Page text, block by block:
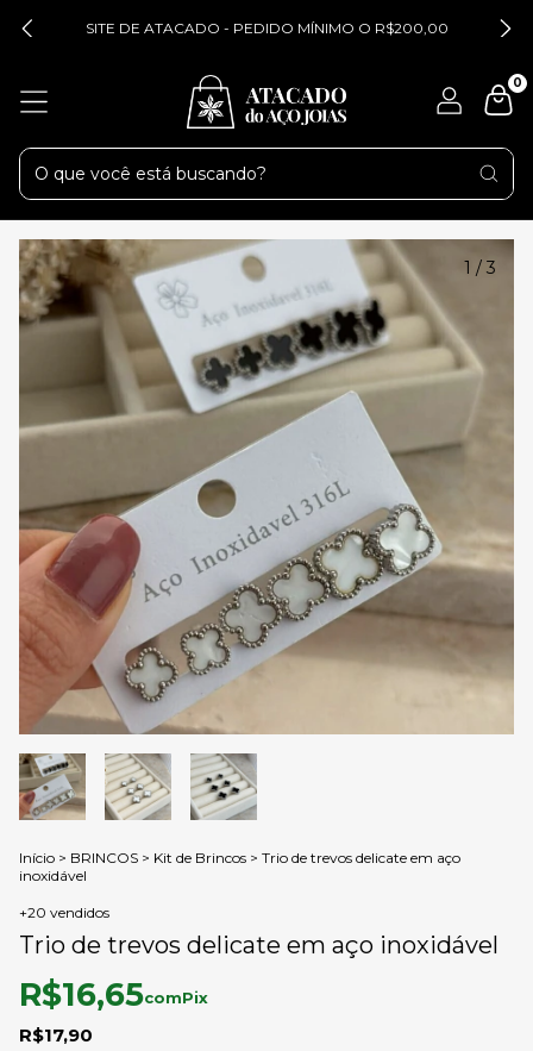
SITE DE ATACADO - PEDIDO MÍNIMO O R$200,00
0
1 / 3
Início > BRINCOS > Kit de Brincos > Trio de trevos delicate em aço
inoxidável
+20 vendidos
Trio de trevos delicate em aço inoxidável
R$17,90
R$16,65comPix